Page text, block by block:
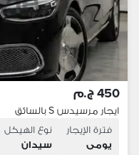
450 ج.م
ايجار مرسيدس S بالسائق
فترة الإيجار
يومى
نوع الهيكل
سيدان